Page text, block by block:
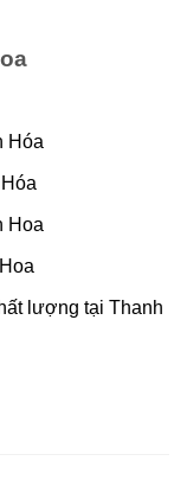
Hóa
Hoa
lượng tại Thanh